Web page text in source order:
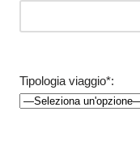
Tipologia viaggio*: